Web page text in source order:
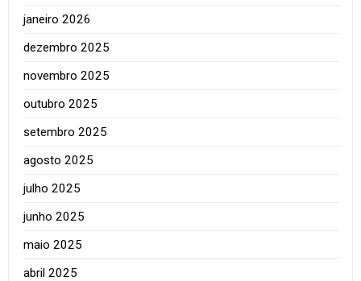
janeiro 2026
dezembro 2025
novembro 2025
outubro 2025
setembro 2025
agosto 2025
julho 2025
junho 2025
maio 2025
abril 2025